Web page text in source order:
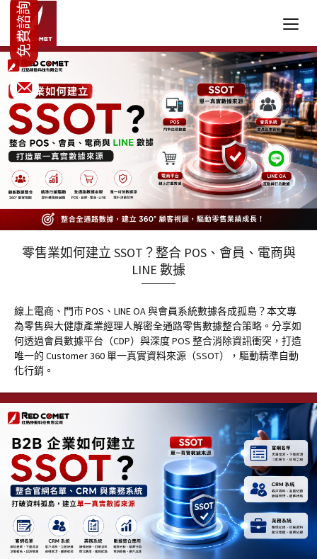
零售業如何建立 SSOT？整合 POS、會員、電商與
LINE 數據
線上電商、門市 POS、LINE OA 與會員系統數據各成孤島？本文專
為零售與大健康產業經理人解密全通路零售數據整合策略。分享如
何透過會員數據平台（CDP）與深度 POS 整合消除資訊衝突，打造
唯一的 Customer 360 單一真實資料來源（SSOT），驅動精準自動
化行銷。